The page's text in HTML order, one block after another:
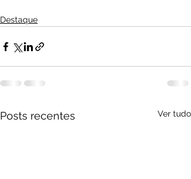
Destaque
Posts recentes Ver tudo